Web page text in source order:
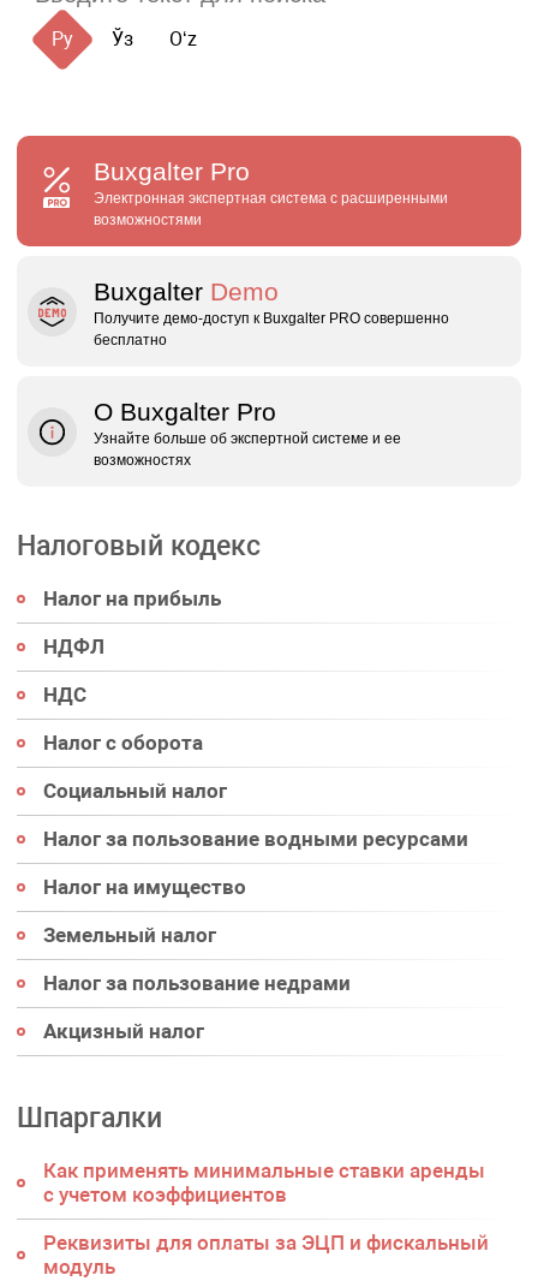
Ру Ўз Oʻz
Buxgalter Pro
Электронная экспертная система с расширенными
возможностями
Buxgalter Demo
Получите демо‑доступ к Buxgalter PRO совершенно
бесплатно
О Buxgalter Pro
Узнайте больше об экспертной системе и ее
возможностях
Налоговый кодекс
Налог на прибыль
НДФЛ
НДС
Налог с оборота
Социальный налог
Налог за пользование водными ресурсами
Налог на имущество
Земельный налог
Налог за пользование недрами
Акцизный налог
Шпаргалки
Как применять минимальные ставки аренды
с учетом коэффициентов
Реквизиты для оплаты за ЭЦП и фискальный
модуль